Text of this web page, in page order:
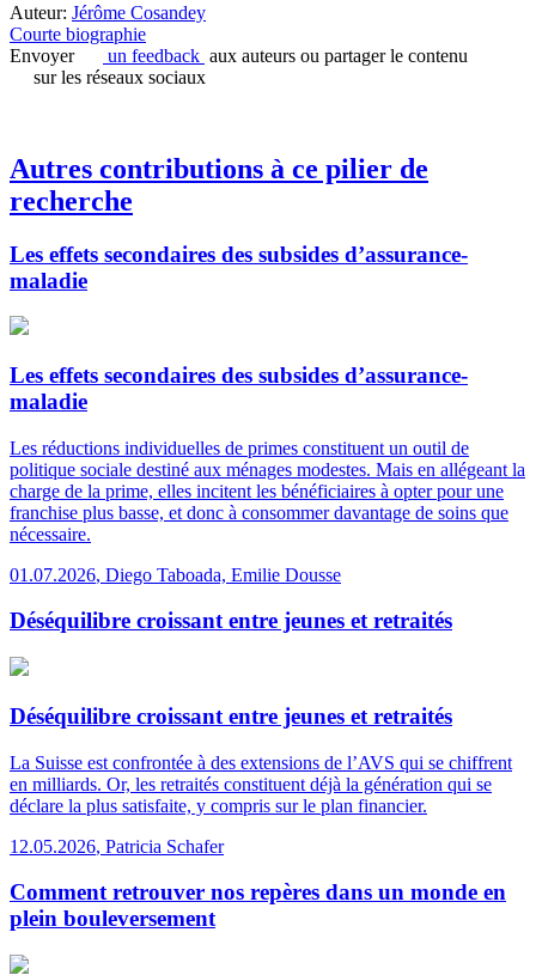
Auteur: Jérôme Cosandey
Courte biographie
Envoyer
un feedback aux auteurs ou partager le contenu
sur les réseaux sociaux
Autres contributions à ce pilier de
recherche
Les effets secondaires des subsides d’assurance-
maladie
Les effets secondaires des subsides d’assurance-
maladie
Les réductions individuelles de primes constituent un outil de
politique sociale destiné aux ménages modestes. Mais en allégeant la
charge de la prime, elles incitent les bénéficiaires à opter pour une
franchise plus basse, et donc à consommer davantage de soins que
nécessaire.
01.07.2026, Diego Taboada, Emilie Dousse
Déséquilibre croissant entre jeunes et retraités
Déséquilibre croissant entre jeunes et retraités
La Suisse est confrontée à des extensions de l’AVS qui se chiffrent
en milliards. Or, les retraités constituent déjà la génération qui se
déclare la plus satisfaite, y compris sur le plan financier.
12.05.2026, Patricia Schafer
Comment retrouver nos repères dans un monde en
plein bouleversement